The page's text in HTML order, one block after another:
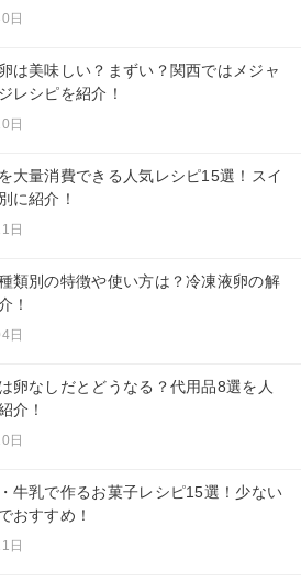
日
は美味しい？まずい？関西ではメジャ
レシピを紹介！
日
大量消費できる人気レシピ15選！スイ
に紹介！
日
類別の特徴や使い方は？冷凍液卵の解
！
日
卵なしだとどうなる？代用品8選を人
介！
日
牛乳で作るお菓子レシピ15選！少ない
おすすめ！
日